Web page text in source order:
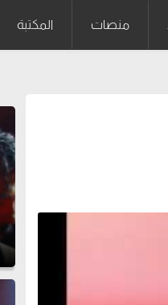
منصات المكتبة